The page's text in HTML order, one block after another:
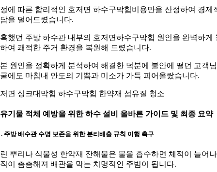
에 따른 합리적인 호저면 하수구막힘비용만을 산정하여 경제
을 덜어드렸습니다.
했던 주방 하수관 내부의 호저면하수구막힘 원인을 완벽하게
여 쾌적한 주거 환경을 복원해 드렸습니다.
원인을 정확하게 분석하여 해결한 덕분에 불안에 떨던 고객
에도 마침내 안도의 기쁨과 미소가 가득 피어올랐습니다.
면 싱크대막힘 하수구막힘 한약재 섬유질 청소
기물 적체 예방을 위한 하수 설비 올바른 가이드 및 최종 요약
주방 배수관 수명 보존을 위한 분리배출 규칙 이행 촉구
뿌리나 식물성 한약재 잔해물은 물을 흡수하면 체적이 늘어
이 촘촘해져 배관을 막는 치명적인 주범이 됩니다.